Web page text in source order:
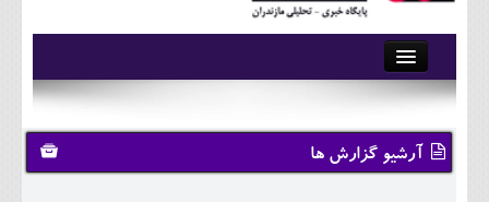
آرشیو
تماس با ما
وبلاگ
آرشیو گزارش ها